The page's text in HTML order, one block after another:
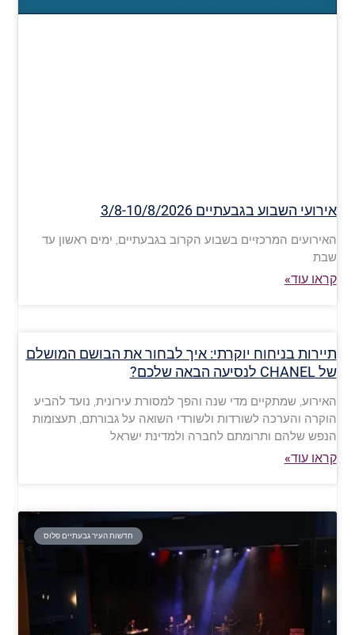
אירועי השבוע בגבעתיים 3/8-10/8/2026
האירועים המרכזיים בשבוע הקרוב בגבעתיים, ימים ראשון עד
שבת
קראו עוד»
תיירות בניחוח יוקרתי: איך לבחור את הבושם המושלם
של CHANEL לנסיעה הבאה שלכם?
האירוע, שמתקיים מדי שנה והפך למסורת עירונית, נועד להביע
הוקרה והערכה לשורדות ולשורדי השואה על גבורתם, תעצומות
הנפש שלהם ותרומתם לחברה ולמדינת ישראל
קראו עוד»
חדשות העיר גבעתיים פלוס